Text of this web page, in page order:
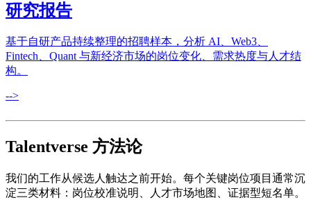
研究报告
基于自研产品持续整理的招聘样本，分析 AI、Web3、
Fintech、Quant 与新经济市场的岗位变化、需求热度与人才结
构。
-->
Talentverse 方法论
我们的工作从候选人触达之前开始。每个关键岗位项目通常沉
淀三类材料：岗位校准说明、人才市场地图、证据型短名单。